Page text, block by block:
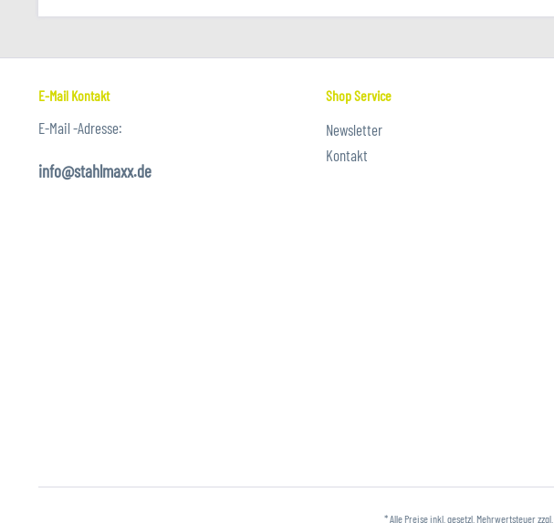
E-Mail Kontakt
E-Mail -Adresse:
info@stahlmaxx.de
Shop Service
Newsletter
Kontakt
* Alle Preise inkl. gesetzl. Mehrwertsteuer zzgl.